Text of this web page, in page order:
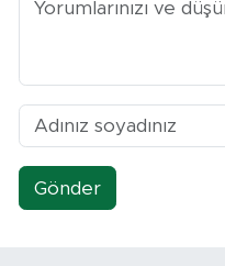
Gönder